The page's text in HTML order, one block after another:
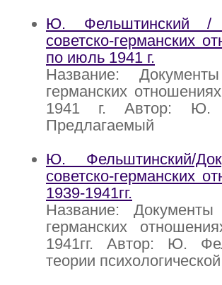
Ю. Фельштинский /
советско-германских
по июль 1941 г.
Название:
германских
1941 г. Автор: Ю.
Предлагаемый
Ю. Фельштинский/
советско-германских
1939-1941гг.
Название:
германских
1941гг. Автор: Ю.
теории психологической